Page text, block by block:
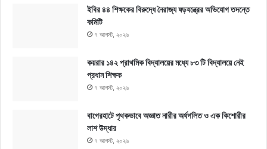
ইবির ৪৪ শিক্ষকের বিরুদ্ধে নৈরাজ্য ষড়যন্ত্রের অভিযোগ তদন্তে
কমিটি
৭ আগস্ট, ২০২৬
কয়রার ১৪২ প্রাথমিক বিদ্যালয়ের মধ্যে ৮৩ টি বিদ্যালয়ে নেই
প্রধান শিক্ষক
৭ আগস্ট, ২০২৬
বাগেরহাটে পৃথকভাবে অজ্ঞাত নারীর অর্ধগলিত ও এক কিশোরীর
লাশ উদ্ধার
৭ আগস্ট, ২০২৬